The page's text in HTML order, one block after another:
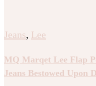
Jeans, Lee
MQ Marqet Lee Flap
Jeans Bestowed Upon